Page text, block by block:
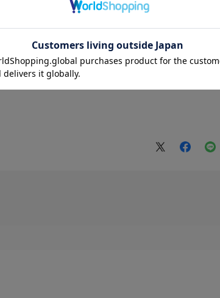
体型:小柄
神奈川県